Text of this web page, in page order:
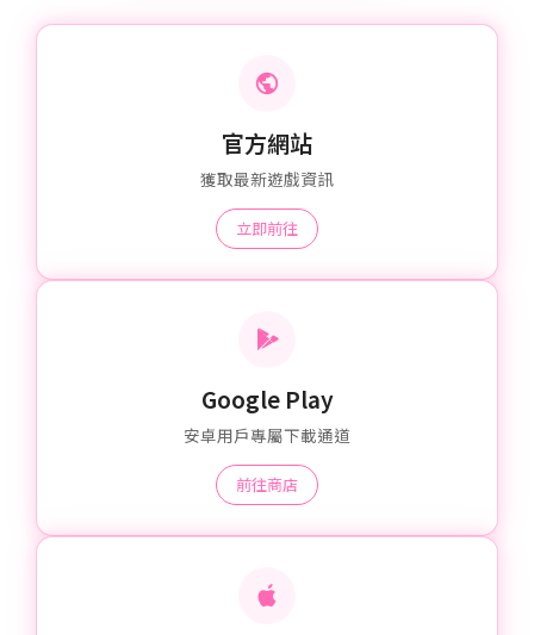
官方網站
獲取最新遊戲資訊
立即前往
Google Play
安卓用戶專屬下載通道
前往商店